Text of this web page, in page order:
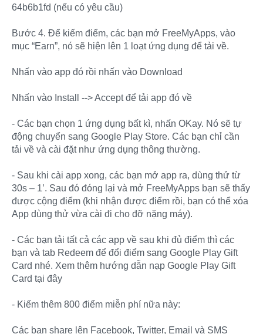
64b6b1fd (nếu có yêu cầu)
Bước 4. Để kiếm điểm, các bạn mở FreeMyApps, vào
mục “Earn”, nó sẽ hiện lên 1 loạt ứng dụng để tải về.
Nhấn vào app đó rồi nhấn vào Download
Nhấn vào Install --> Accept để tải app đó về
- Các bạn chọn 1 ứng dụng bất kì, nhấn OKay. Nó sẽ tự
động chuyển sang Google Play Store. Các bạn chỉ cần
tải về và cài đặt như ứng dụng thông thường.
- Sau khi cài app xong, các bạn mở app ra, dùng thử từ
30s – 1’. Sau đó đóng lại và mở FreeMyApps bạn sẽ thấy
được cộng điểm (khi nhận được điểm rồi, bạn có thể xóa
App dùng thử vừa cài đi cho đỡ nặng máy).
- Các bạn tải tất cả các app về sau khi đủ điểm thì các
bạn và tab Redeem để đổi điểm sang Google Play Gift
Card nhé. Xem thêm hướng dẫn nạp Google Play Gift
Card tại đây
- Kiếm thêm 800 điểm miễn phí nữa này:
Các bạn share lên Facebook, Twitter, Email và SMS